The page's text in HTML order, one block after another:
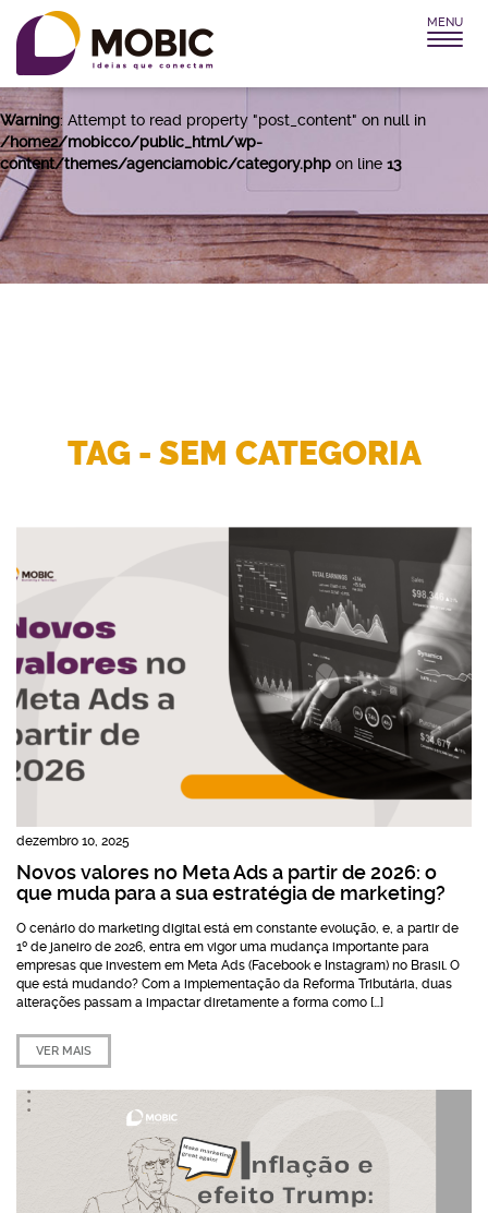
MENU
Warning
: Attempt to read property "post_title" on null in
/home2/mobicco/public_html/wp-
content/themes/agenciamobic/category.php
Warning: Attempt to read property "post_content" on null in
/home2/mobicco/public_html/wp-
content/themes/agenciamobic/category.php on line 13
TAG - SEM CATEGORIA
dezembro 10, 2025
Novos valores no Meta Ads a partir de 2026: o
que muda para a sua estratégia de marketing?
O cenário do marketing digital está em constante evolução, e, a partir de
1º de janeiro de 2026, entra em vigor uma mudança importante para
empresas que investem em Meta Ads (Facebook e Instagram) no Brasil. O
que está mudando? Com a implementação da Reforma Tributária, duas
alterações passam a impactar diretamente a forma como […]
VER MAIS